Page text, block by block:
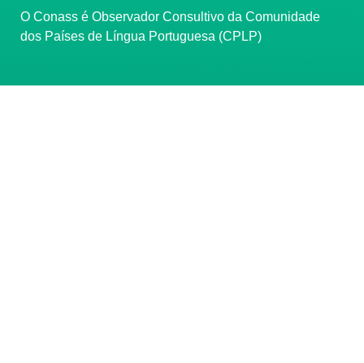
O Conass é Observador Consultivo da Comunidade
dos Países de Língua Portuguesa (CPLP)